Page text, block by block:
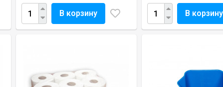
В корзину В корзину